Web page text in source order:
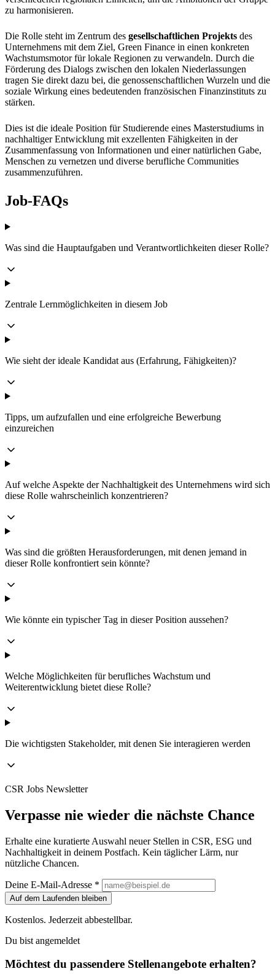
zu harmonisieren.
Die Rolle steht im Zentrum des gesellschaftlichen Projekts des
Unternehmens mit dem Ziel, Green Finance in einen konkreten
Wachstumsmotor für lokale Regionen zu verwandeln. Durch die
Förderung des Dialogs zwischen den lokalen Niederlassungen
tragen Sie direkt dazu bei, die genossenschaftlichen Wurzeln und die
soziale Wirkung eines bedeutenden französischen Finanzinstituts zu
stärken.
Dies ist die ideale Position für Studierende eines Masterstudiums in
nachhaltiger Entwicklung mit exzellenten Fähigkeiten in der
Zusammenfassung von Informationen und einer natürlichen Gabe,
Menschen zu vernetzen und diverse berufliche Communities
zusammenzuführen.
Job-FAQs
Was sind die Hauptaufgaben und Verantwortlichkeiten dieser Rolle?
Zentrale Lernmöglichkeiten in diesem Job
Wie sieht der ideale Kandidat aus (Erfahrung, Fähigkeiten)?
Tipps, um aufzufallen und eine erfolgreiche Bewerbung
einzureichen
Auf welche Aspekte der Nachhaltigkeit des Unternehmens wird sich
diese Rolle wahrscheinlich konzentrieren?
Was sind die größten Herausforderungen, mit denen jemand in
dieser Rolle konfrontiert sein könnte?
Wie könnte ein typischer Tag in dieser Position aussehen?
Welche Möglichkeiten für berufliches Wachstum und
Weiterentwicklung bietet diese Rolle?
Die wichtigsten Stakeholder, mit denen Sie interagieren werden
CSR Jobs Newsletter
Verpasse nie wieder die nächste Chance
Erhalte eine kuratierte Auswahl neuer Stellen in CSR, ESG und
Nachhaltigkeit in deinem Postfach. Kein täglicher Lärm, nur
nützliche Chancen.
Deine E-Mail-Adresse *
Auf dem Laufenden bleiben
Kostenlos. Jederzeit abbestellbar.
Du bist angemeldet
Möchtest du passendere Stellenangebote erhalten?